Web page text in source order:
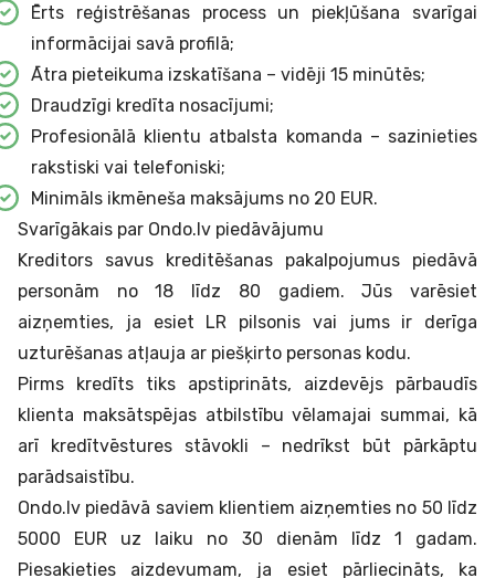
Ērts reģistrēšanas process un piekļūšana svarīgai
informācijai savā profilā;
Ātra pieteikuma izskatīšana – vidēji 15 minūtēs;
Draudzīgi kredīta nosacījumi;
Profesionālā klientu atbalsta komanda – sazinieties
rakstiski vai telefoniski;
Minimāls ikmēneša maksājums no 20 EUR.
Svarīgākais par Ondo.lv piedāvājumu
Kreditors savus kreditēšanas pakalpojumus piedāvā
personām no 18 līdz 80 gadiem. Jūs varēsiet
aizņemties, ja esiet LR pilsonis vai jums ir derīga
uzturēšanas atļauja ar piešķirto personas kodu.
Pirms kredīts tiks apstiprināts, aizdevējs pārbaudīs
klienta maksātspējas atbilstību vēlamajai summai, kā
arī kredītvēstures stāvokli – nedrīkst būt pārkāptu
parādsaistību.
Ondo.lv piedāvā saviem klientiem aizņemties no 50 līdz
5000 EUR uz laiku no 30 dienām līdz 1 gadam.
Piesakieties aizdevumam, ja esiet pārliecināts, ka